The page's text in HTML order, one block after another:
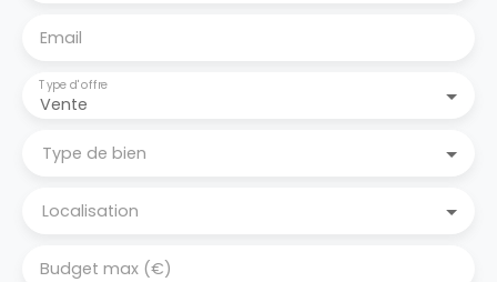
Email
Vente
Type d'offre
Type de bien
Localisation
Budget max (€)